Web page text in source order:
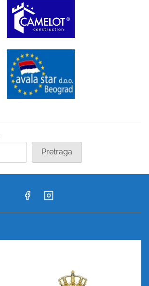
Pretraga